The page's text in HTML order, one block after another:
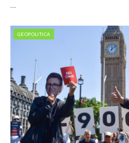
…
GEOPOLITICA